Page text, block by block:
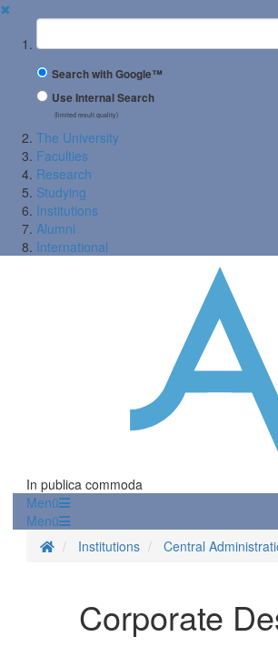
✖
Suchbegriff
Search with Google™
Use Internal Search
(limited result quality)
The University
Faculties
Research
Studying
Institutions
Alumni
International
In publica commoda
Menü
Menü
Homepage
Institutions Central
Corporate